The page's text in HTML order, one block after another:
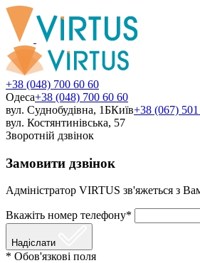
+38 (048) 700 60 60
Одеса+38 (048) 700 60 60
вул. Суднобудівна, 1БКиїв+38 (067)
вул. Костянтинівська, 57
Зворотній дзвінок
Замовити дзвінок
Адміністратор VIRTUS зв'яжеться з
Вкажіть номер телефону*
Надіслати
* Обов'язкові поля